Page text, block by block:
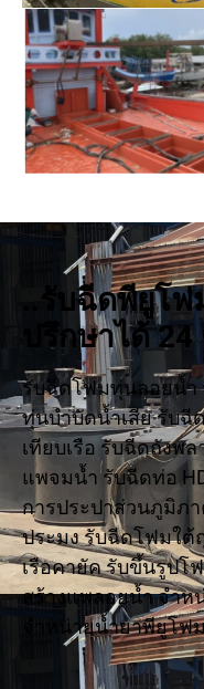
..รับฉีดพียูโ
ปรึกษาได้
รับฉีดโฟมทุ่นลอยน้ำ
ทุ่นบำบัดน้ำเสีย รับฉี
เทียบเรือ รับฉีดถังพ
แพจมน้ำ รับฉีดท่อ
การประปาส่วนภูมิภา
ประมง รับฉีดโฟมใต้
เรือคายัค รับขึ้นรูปโ
สร้างแพลอยน้ำ จำ
จำหน่ายน้ำยาพียูโฟ